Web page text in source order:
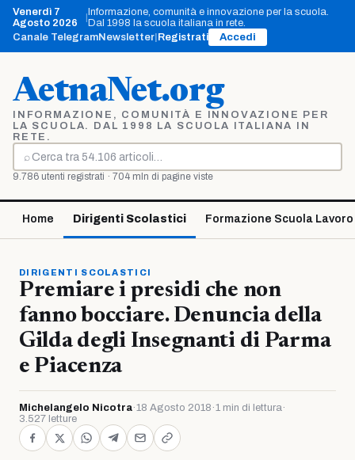
Vai
contenuto
Venerdì 7
Agosto 2026
Informazione, comunità e innovazione per la scuola.
Dal 1998 la scuola italiana in rete.
Canale TelegramNewsletter Registrati Accedi
AetnaNet.org
INFORMAZIONE, COMUNITÀ E INNOVAZIONE PER
LA SCUOLA. DAL 1998 LA SCUOLA ITALIANA IN
RETE.
⌕
Cerca
9.786 utenti registrati · 704 mln di pagine viste
Home Dirigenti Scolastici Formazione Scuola Lavoro
DIRIGENTI SCOLASTICI
Premiare i presidi che non
fanno bocciare. Denuncia della
Gilda degli Insegnanti di Parma
e Piacenza
Michelangelo Nicotra·18 Agosto 2018 ·1 min di lettura·
3.527 letture